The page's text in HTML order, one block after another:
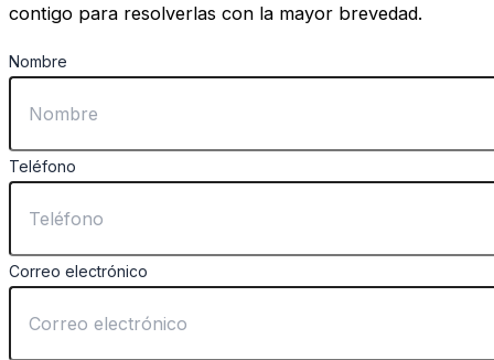
contigo para resolverlas con la mayor brevedad.
Nombre
Teléfono
Correo electrónico